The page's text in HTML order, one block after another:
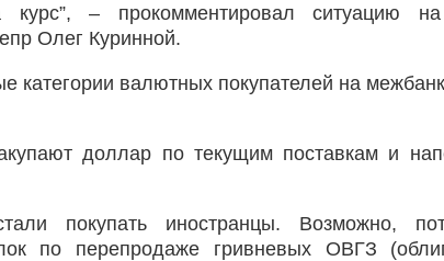
курс”, – прокомментировал ситуацию
Олег Куринной.
категории валютных покупателей на
доллар по текущим поставкам и
покупать иностранцы. Возможно,
по перепродаже гривневых ОВГЗ